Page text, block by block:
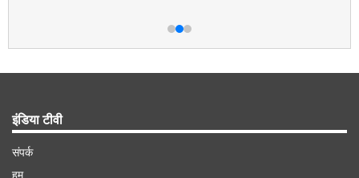
इंडिया टीवी
संपर्क
हम